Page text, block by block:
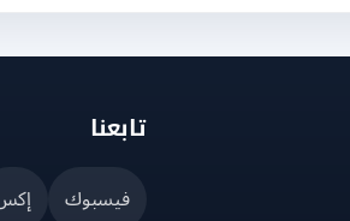
تابعنا
فيسبوك